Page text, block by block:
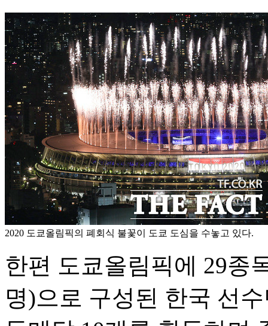
2020 도쿄올림픽의 폐회식 불꽃이 도쿄 도심을 수놓고 있다.
한편 도쿄올림픽에 29종
명)으로 구성된 한국 선